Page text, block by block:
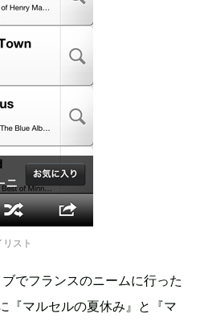
スト
でフランスのニームに行った
『マルセルの夏休み』と『マ